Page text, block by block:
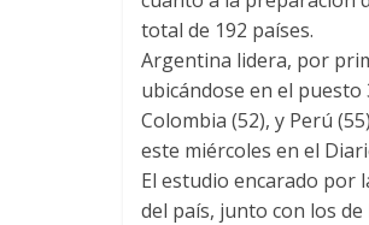
total de 192 países.
Argentina lidera, por
ubicándose en el puesto
Colombia (52), y Perú
este miércoles en el
El estudio encarado por
del país, junto con los